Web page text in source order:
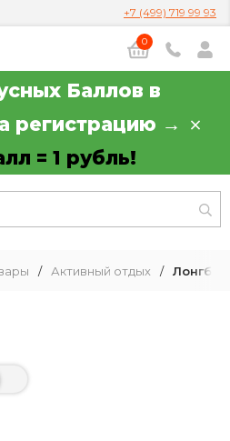
+7 (499) 719 99 93
0
Баллов в
регистрацию →
= 1 рубль!
/ Активный отдых /